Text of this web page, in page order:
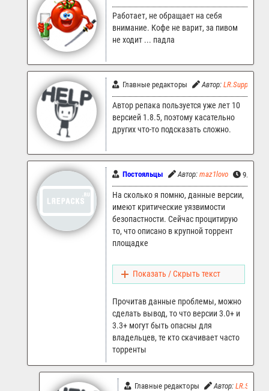
Работает, не обращает на себя
внимание. Кофе не варит, за пивом
не ходит ... падла
Главные редакторы Автор: LR.Support
Автор репака пользуется уже лет 10
версией 1.8.5, поэтому касательно
других что-то подсказать сложно.
Постояльцы Автор: maz1lovo
На сколько я помню, данные версии,
имеют критические уязвимости
безопастности. Сейчас процитирую
то, что описано в крупной торрент
площадке
Показать / Скрыть текст
Прочитав данные проблемы, можно
сделать вывод, то что версии 3.0+ и
3.3+ могут быть опасны для
владельцев, те кто скачивает часто
торренты
Главные редакторы Автор: LR.Support